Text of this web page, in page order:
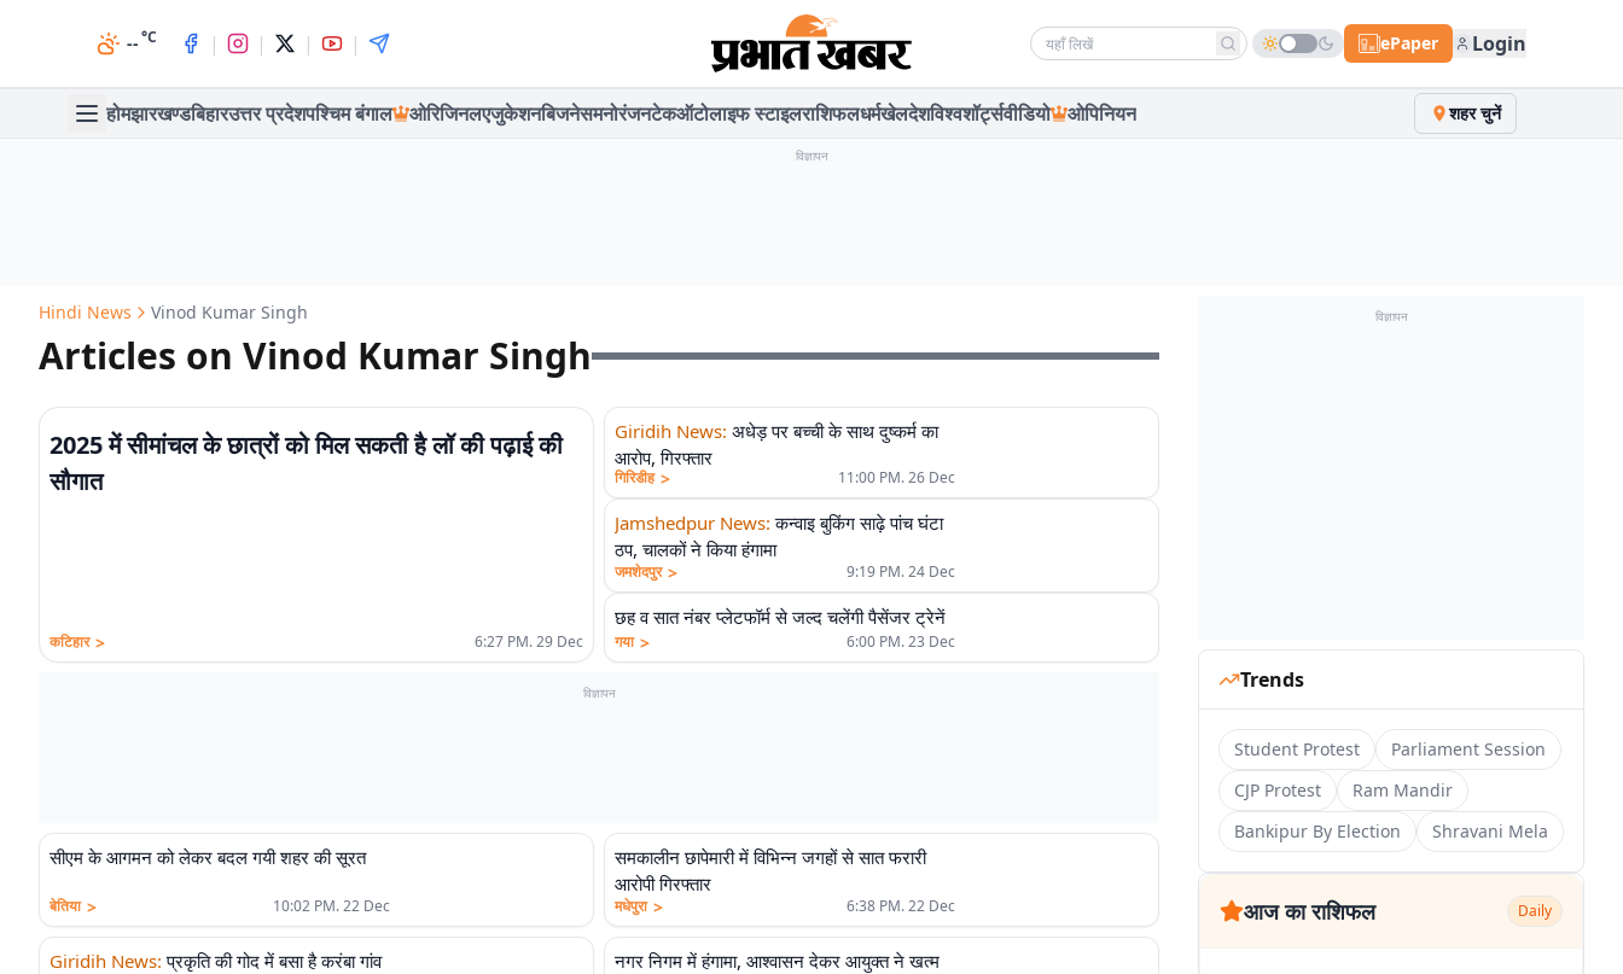
--°C | | | | Search news ePaper Login
होमझारखण्डबिहारउत्तर प्रदेशपश्चिम बंगाल ओरिजिनलएजुकेशनबिजनेसमनोरंजनटेकऑटोलाइफ स्टाइलराशिफलधर्मखेलदेशविश्वशॉर्ट्सवीडियो ओपिनियन शहर चुनें
विज्ञापन
Hindi News Vinod Kumar Singh
Articles on Vinod Kumar Singh
2025 में सीमांचल के छात्रों को मिल सकती है लॉ की पढ़ाई की
सौगात
कटिहार > 6:27 PM. 29 Dec
Giridih News: अधेड़ पर बच्ची के साथ दुष्कर्म का
आरोप, गिरफ्तार
गिरिडीह > 11:00 PM. 26 Dec
Jamshedpur News: कन्वाइ बुकिंग साढ़े पांच घंटा
ठप, चालकों ने किया हंगामा
जमशेदपुर > 9:19 PM. 24 Dec
छह व सात नंबर प्लेटफॉर्म से जल्द चलेंगी पैसेंजर ट्रेनें
गया > 6:00 PM. 23 Dec
विज्ञापन
सीएम के आगमन को लेकर बदल गयी शहर की सूरत
बेतिया > 10:02 PM. 22 Dec
समकालीन छापेमारी में विभिन्न जगहों से सात फरारी
आरोपी गिरफ्तार
मधेपुरा > 6:38 PM. 22 Dec
Giridih News: प्रकृति की गोद में बसा है करंबा गांव
नगर निगम में हंगामा, आश्वासन देकर आयुक्त ने खत्म
विज्ञापन
Trends
Student Protest
Parliament Session
CJP Protest
Ram Mandir
Bankipur By Election
Shravani Mela
आज का राशिफल Daily